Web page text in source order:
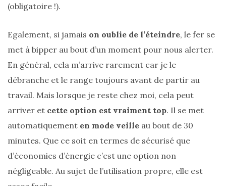
(obligatoire !).
Egalement, si jamais on oublie de l’éteindre, le fer se
met à bipper au bout d’un moment pour nous alerter.
En général, cela m’arrive rarement car je le
débranche et le range toujours avant de partir au
travail. Mais lorsque je reste chez moi, cela peut
arriver et cette option est vraiment top. Il se met
automatiquement en mode veille au bout de 30
minutes. Que ce soit en termes de sécurisé que
d’économies d’énergie c’est une option non
négligeable. Au sujet de l’utilisation propre, elle est